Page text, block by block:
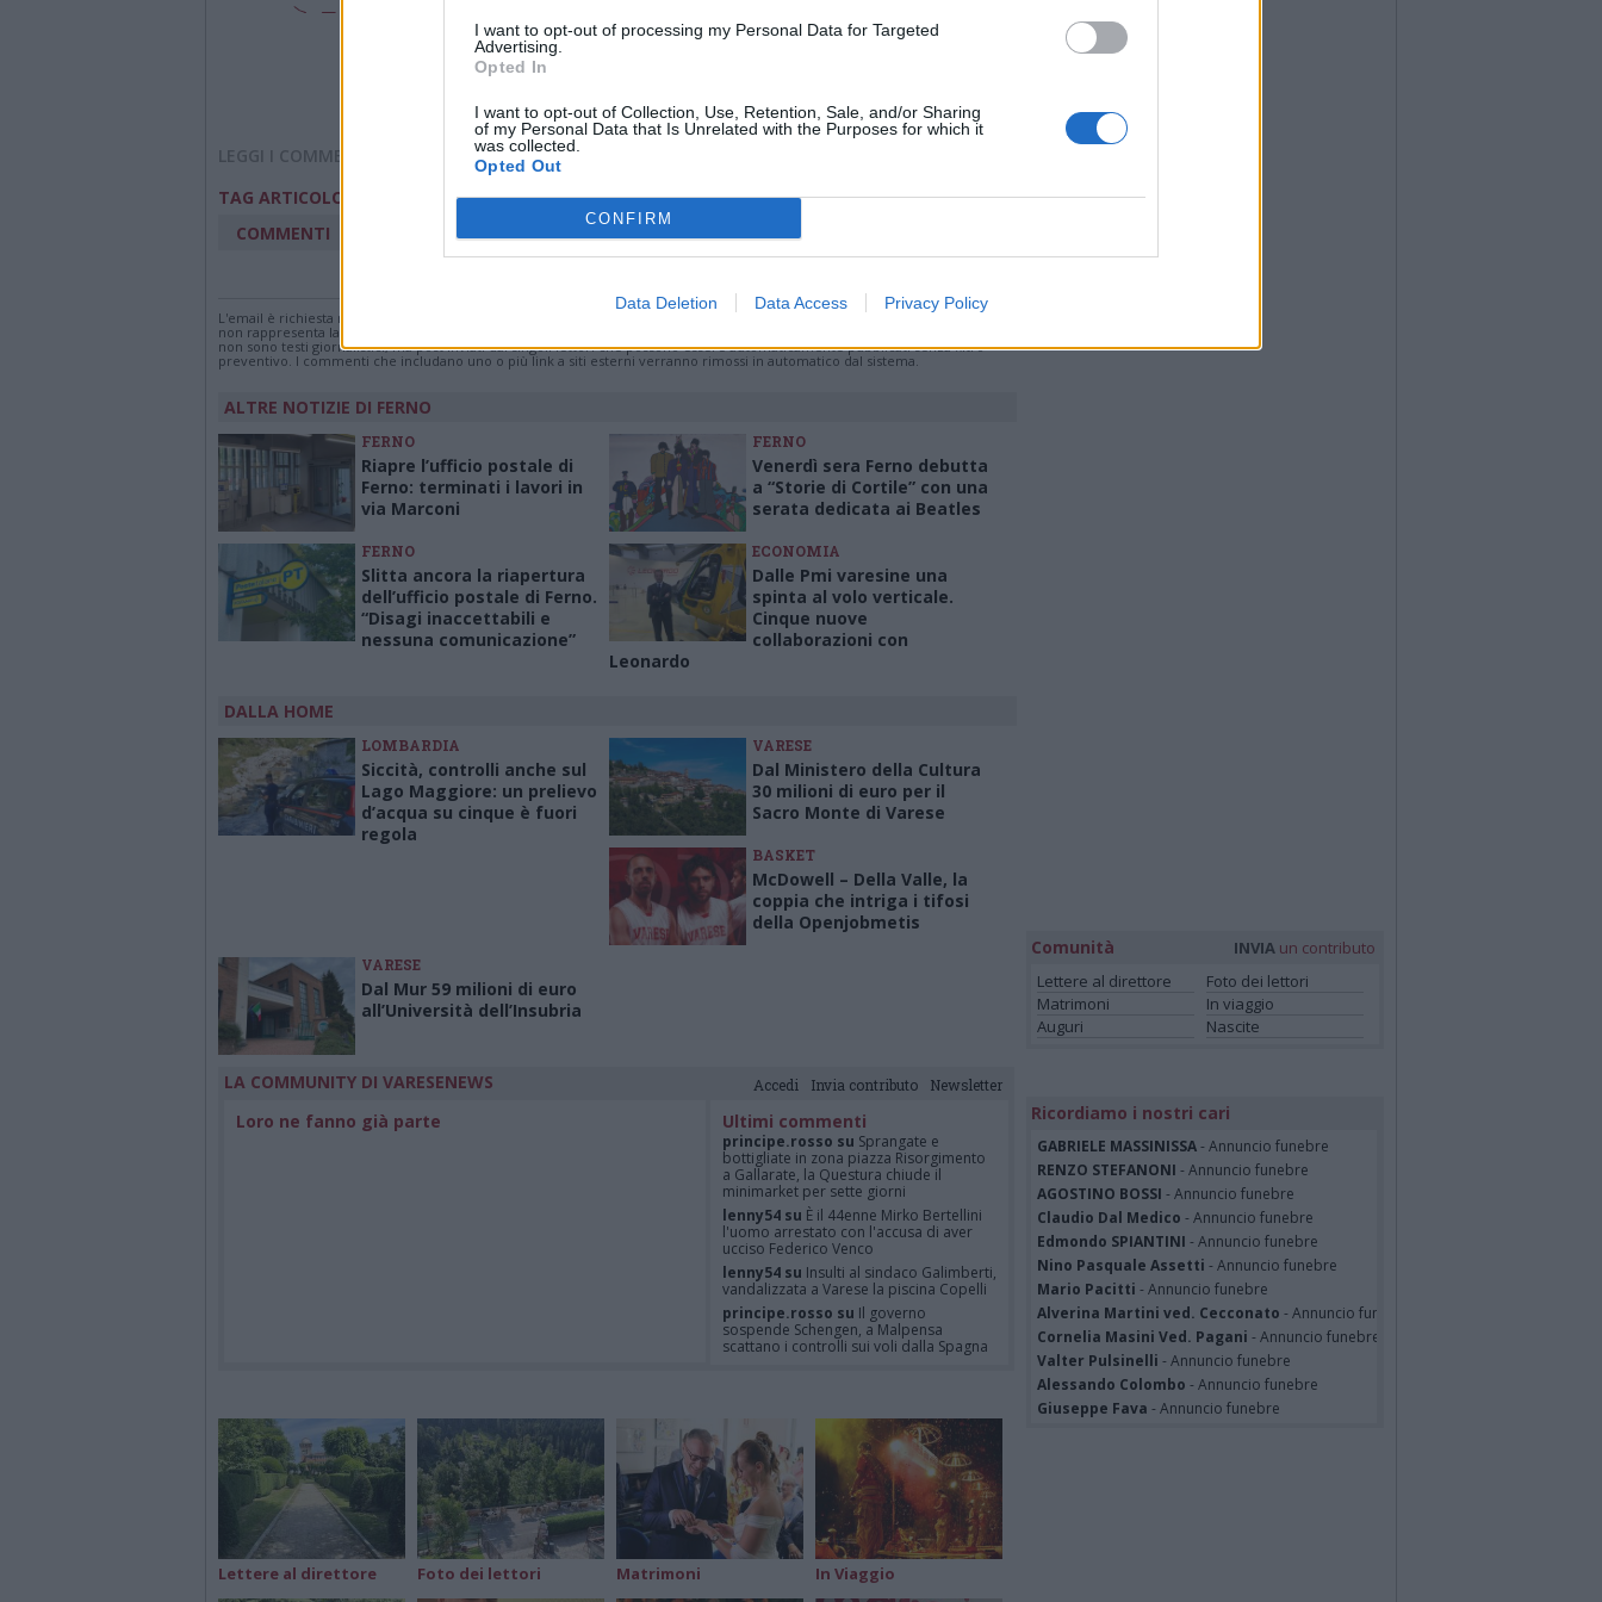
I want to opt-out of processing my Personal Data for Targeted
Advertising.
Opted In
I want to opt-out of Collection, Use, Retention, Sale, and/or Sharing
of my Personal Data that Is Unrelated with the Purposes for which it
was collected.
Opted Out
CONFIRM
Data Deletion Data Access Privacy Policy
Pubblicato il 12 Maggio 2026
LEGGI I COMMENTI
TAG ARTICOLO
carabinieri lonate pozzolo
centro anziani ferno
COMMENTI
L'email è richiesta ma non verrà mostrata ai visitatori. Il contenuto di questo commento esprime il pensiero dell'autore e
non rappresenta la linea editoriale di VareseNews.it, che rimane autonoma e indipendente. I messaggi inclusi nei commenti
non sono testi giornalistici, ma post inviati dai singoli lettori che possono essere automaticamente pubblicati senza filtro
preventivo. I commenti che includano uno o più link a siti esterni verranno rimossi in automatico dal sistema.
ALTRE NOTIZIE DI FERNO
FERNO
Riapre l’ufficio postale di
Ferno: terminati i lavori in
via Marconi
FERNO
Venerdì sera Ferno debutta
a “Storie di Cortile” con una
serata dedicata ai Beatles
FERNO
Slitta ancora la riapertura
dell’ufficio postale di Ferno.
“Disagi inaccettabili e
nessuna comunicazione”
ECONOMIA
Dalle Pmi varesine una
spinta al volo verticale.
Cinque nuove
collaborazioni con
Leonardo
DALLA HOME
LOMBARDIA
Siccità, controlli anche sul
Lago Maggiore: un prelievo
d’acqua su cinque è fuori
regola
VARESE
Dal Ministero della Cultura
30 milioni di euro per il
Sacro Monte di Varese
BASKET
McDowell – Della Valle, la
coppia che intriga i tifosi
della Openjobmetis
VARESE
Dal Mur 59 milioni di euro
all’Università dell’Insubria
LA COMMUNITY DI VARESENEWS Accedi Invia contributo Newsletter
Loro ne fanno già parte Ultimi commenti
principe.rosso su Sprangate e
bottigliate in zona piazza Risorgimento
a Gallarate, la Questura chiude il
minimarket per sette giorni
lenny54 su È il 44enne Mirko Bertellini
l'uomo arrestato con l'accusa di aver
ucciso Federico Venco
lenny54 su Insulti al sindaco Galimberti,
vandalizzata a Varese la piscina Copelli
principe.rosso su Il governo
sospende Schengen, a Malpensa
scattano i controlli sui voli dalla Spagna
Felice su
Il governo sospende
Schengen, a Malpensa scattano i
controlli sui voli dalla Spagna
Lettere al direttore Foto dei lettori Matrimoni In Viaggio
Comunità INVIA un contributo
Lettere al direttore
Foto dei lettori
Matrimoni
In viaggio
Auguri
Nascite
Ricordiamo i nostri cari
GABRIELE MASSINISSA- Annuncio funebre
RENZO STEFANONI - Annuncio funebre
AGOSTINO BOSSI - Annuncio funebre
Claudio Dal Medico - Annuncio funebre
Edmondo SPIANTINI - Annuncio funebre
Nino Pasquale Assetti - Annuncio funebre
Mario Pacitti - Annuncio funebre
Alverina Martini ved. Cecconato - Annuncio funebre
Cornelia Masini Ved. Pagani - Annuncio funebre
Valter Pulsinelli - Annuncio funebre
Alessando Colombo - Annuncio funebre
Giuseppe Fava - Annuncio funebre